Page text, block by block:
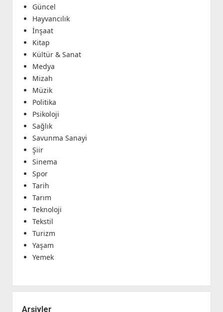
Güncel
Hayvancılık
İnşaat
Kitap
Kültür & Sanat
Medya
Mizah
Müzik
Politika
Psikoloji
Sağlık
Savunma Sanayi
Şiir
Sinema
Spor
Tarih
Tarım
Teknoloji
Tekstil
Turizm
Yaşam
Yemek
Arşivler